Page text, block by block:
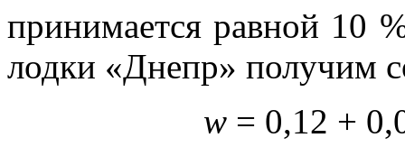
принимается равной 10
лодки «Днепр» получим
w= 0,12 +